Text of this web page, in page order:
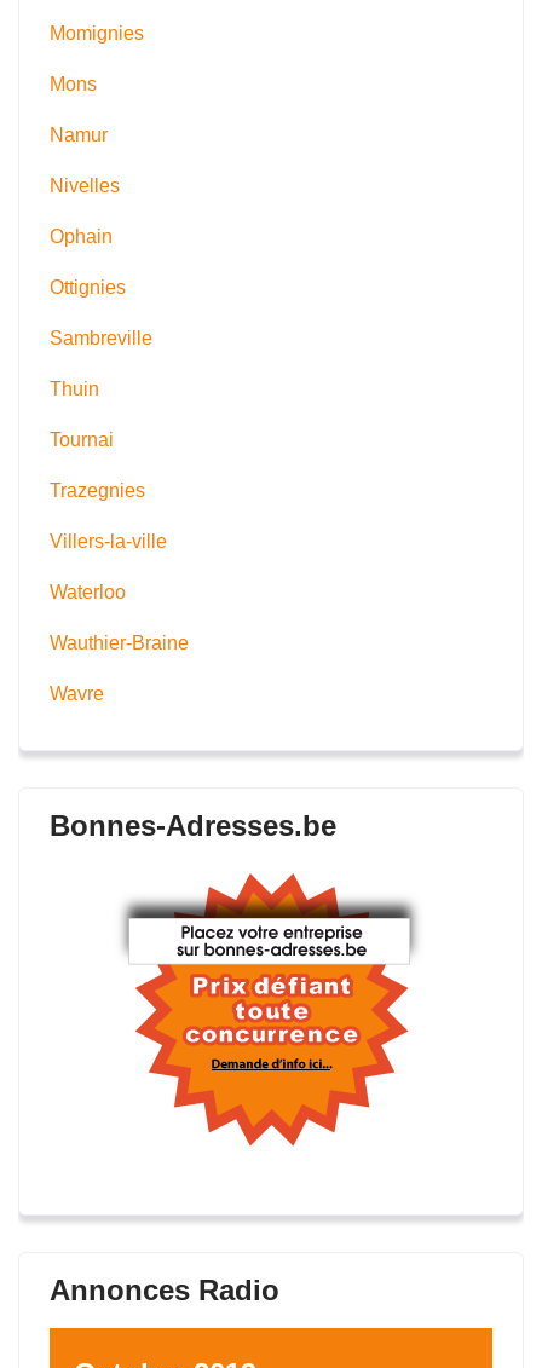
Momignies
Mons
Namur
Nivelles
Ophain
Ottignies
Sambreville
Thuin
Tournai
Trazegnies
Villers-la-ville
Waterloo
Wauthier-Braine
Wavre
Bonnes-Adresses.be
Annonces Radio